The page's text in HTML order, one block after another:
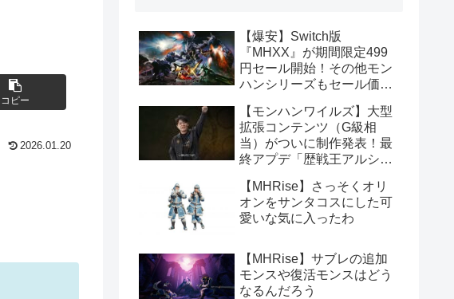
コピー
2026.01.20
【爆安】Switch版
『MHXX』が期間限定499
円セール開始！その他モン
ハンシリーズもセール価格
【モンハンワイルズ】大型
拡張コンテンツ（G級相
当）がついに制作発表！最
終アプデ「歴戦王アルシュ
ント情報まとめ
【MHRise】さっそくオリ
オンをサンタコスにした可
愛いな気に入ったわ
【MHRise】サブレの追加
モンスや復活モンスはどう
なるんだろう